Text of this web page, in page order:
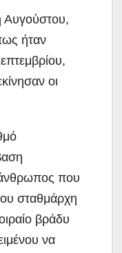
Αυγούστου,
ήταν
οι
που
σταθμάρχη
βράδυ
να